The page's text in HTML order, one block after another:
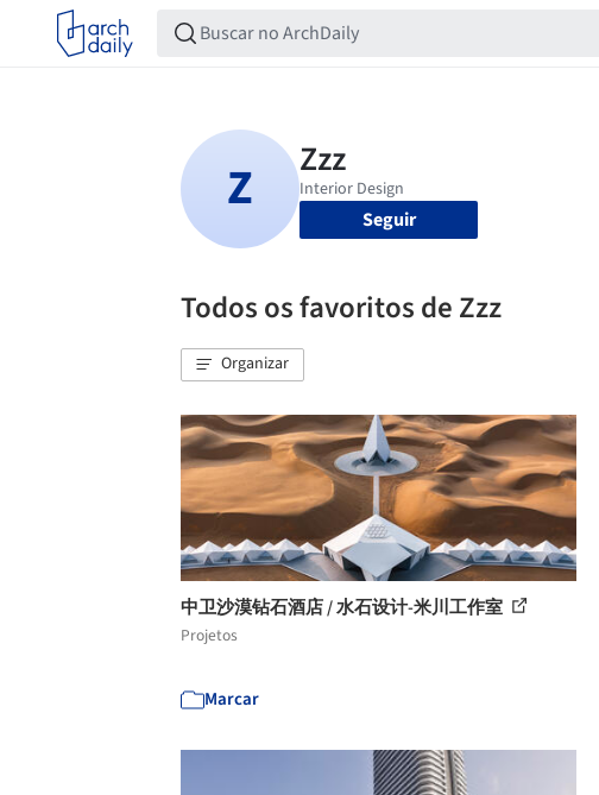
Seguir
Todos os favoritos de Zzz
Organizar
中卫沙漠钻石酒店 / 水石设计-米川工作室
Projetos
Marcar